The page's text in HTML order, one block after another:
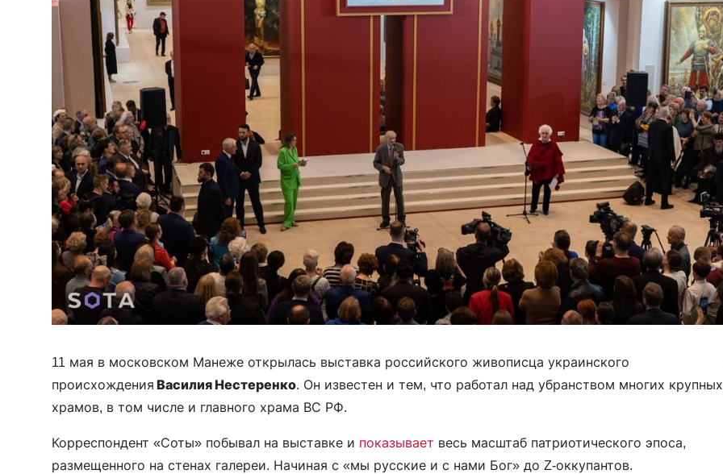
11 мая в московском Манеже открылась выставка российского живописца украинского
происхождения Василия Нестеренко. Он известен и тем, что работал над убранством многих крупных
храмов, в том числе и главного храма ВС РФ.
Корреспондент «Соты» побывал на выставке и показывает весь масштаб патриотического эпоса,
размещенного на стенах галереи. Начиная с «мы русские и с нами Бог» до Z-оккупантов.